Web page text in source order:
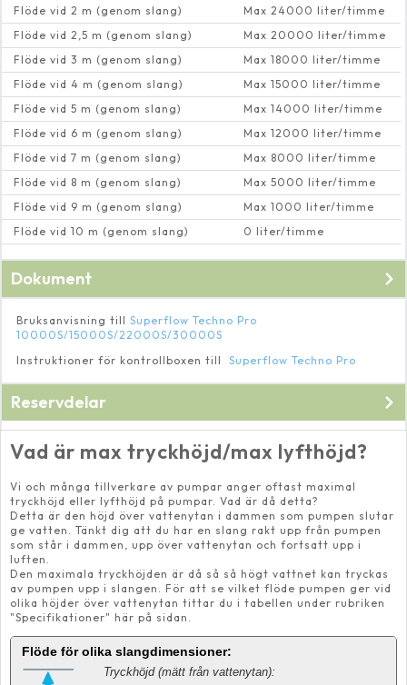
Flöde vid 2 m (genom slang)
Max 24000 liter/timme
Flöde vid 2,5 m (genom slang)
Max 20000 liter/timme
Flöde vid 3 m (genom slang)
Max 18000 liter/timme
Flöde vid 4 m (genom slang)
Max 15000 liter/timme
Flöde vid 5 m (genom slang)
Max 14000 liter/timme
Flöde vid 6 m (genom slang)
Max 12000 liter/timme
Flöde vid 7 m (genom slang)
Max 8000 liter/timme
Flöde vid 8 m (genom slang)
Max 5000 liter/timme
Flöde vid 9 m (genom slang)
Max 1000 liter/timme
Flöde vid 10 m (genom slang)
0 liter/timme
Dokument
Bruksanvisning till Superflow Techno Pro
10000S/15000S/22000S/30000S
Instruktioner för kontrollboxen till
Superflow Techno Pro
Reservdelar
Till Superflow Techno Pro
Vad är max tryckhöjd/max lyfthöjd?
Vi och många tillverkare av pumpar anger oftast maximal
tryckhöjd eller lyfthöjd på pumpar. Vad är då detta?
Detta är den höjd över vattenytan i dammen som pumpen slutar
ge vatten. Tänkt dig att du har en slang rakt upp från pumpen
som står i dammen, upp över vattenytan och fortsatt upp i
luften.
Den maximala tryckhöjden är då så så högt vattnet kan tryckas
av pumpen upp i slangen. För att se vilket flöde pumpen ger vid
olika höjder över vattenytan tittar du i tabellen under rubriken
"Specifikationer" här på sidan.